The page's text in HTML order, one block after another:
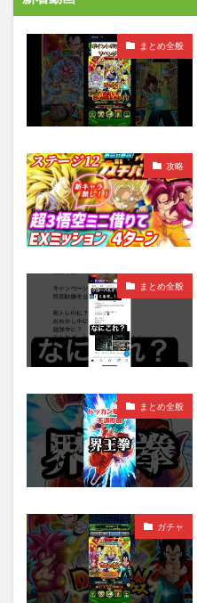
まとめ全般
攻略
まとめ全般
まとめ全般
ガチャ